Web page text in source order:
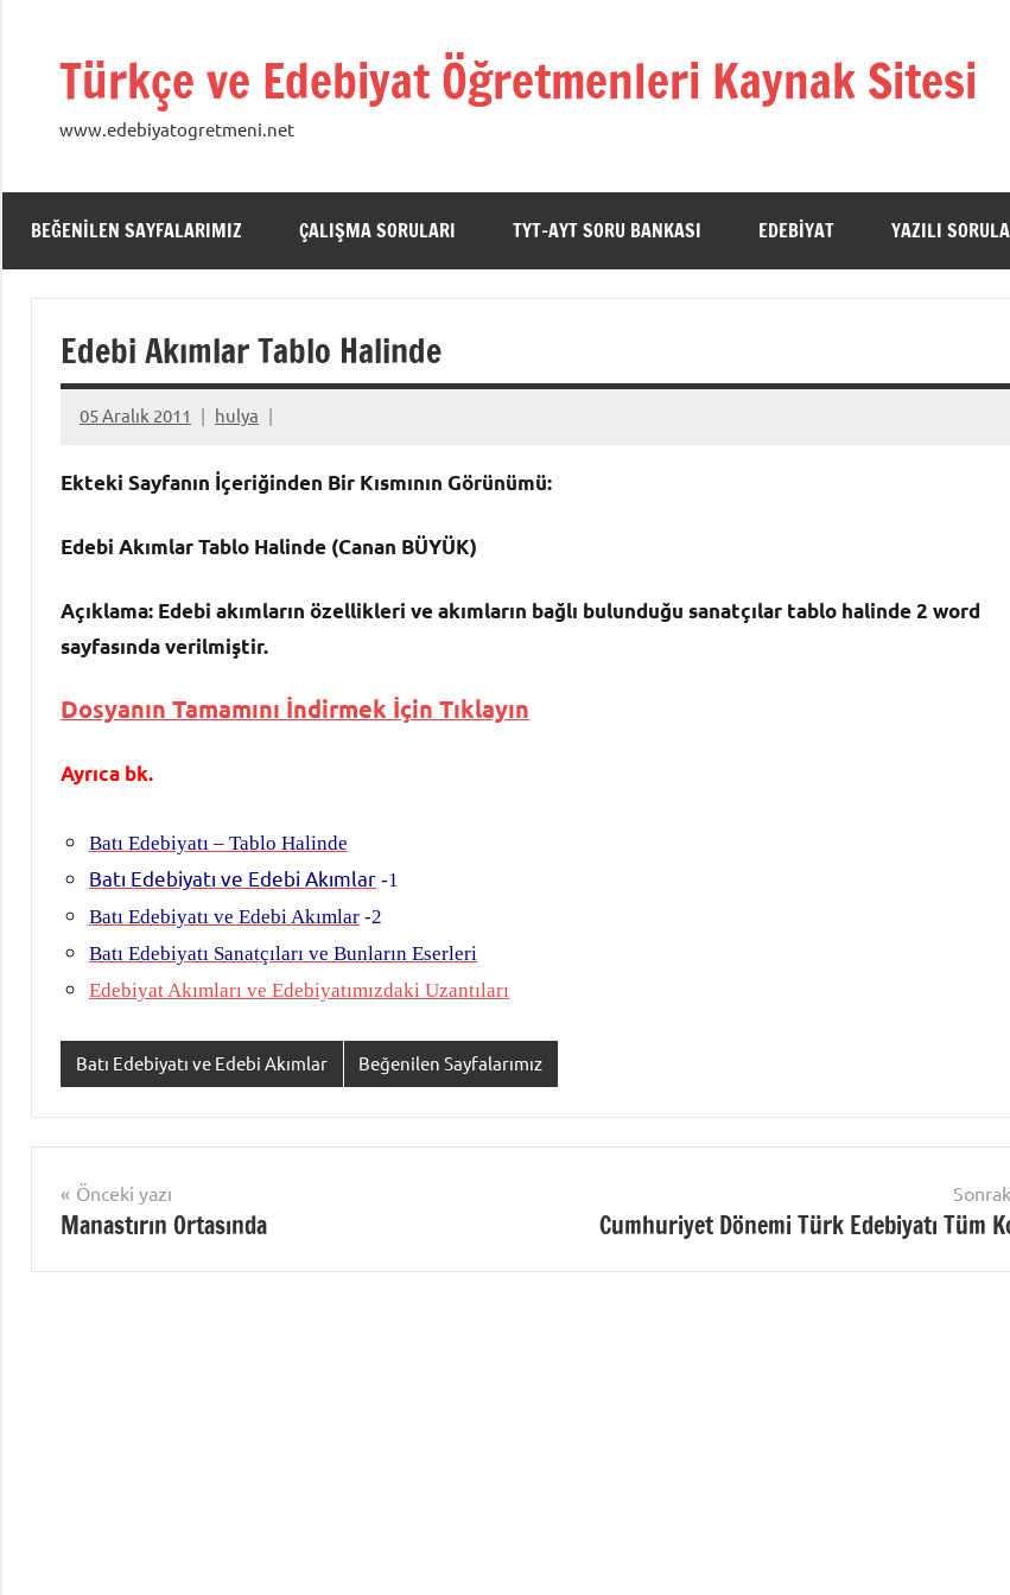
Türkçe ve Edebiyat Öğretmenleri Kaynak Sitesi
www.edebiyatogretmeni.net
BEĞENILEN SAYFALARIMIZ ÇALIŞMA SORULARI TYT-AYT SORU BANKASI EDEBIYAT YAZILI
Edebi Akımlar Tablo Halinde
05 Aralık 2011 hulya
Ekteki Sayfanın İçeriğinden Bir Kısmının Görünümü:
Edebi Akımlar Tablo Halinde (Canan BÜYÜK)
Açıklama: Edebi akımların özellikleri ve akımların bağlı bulunduğu sanatçılar tablo halinde 2 word
sayfasında verilmiştir.
Dosyanın Tamamını İndirmek İçin Tıklayın
Ayrıca bk.
Batı Edebiyatı – Tablo Halinde
Batı Edebiyatı ve Edebi Akımlar -1
Batı Edebiyatı ve Edebi Akımlar -2
Batı Edebiyatı Sanatçıları ve Bunların Eserleri
Edebiyat Akımları ve Edebiyatımızdaki Uzantıları
Batı Edebiyatı ve Edebi Akımlar Beğenilen Sayfalarımız
Yazı
gezinmesi
Önceki yazı
Manastırın Ortasında Cumhuriyet Dönemi Türk Edebiyatı Tüm